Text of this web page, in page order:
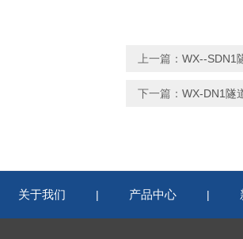
上一篇： WX--SDN1
下一篇： WX-DN1隧
关于我们 | 产品中心 |